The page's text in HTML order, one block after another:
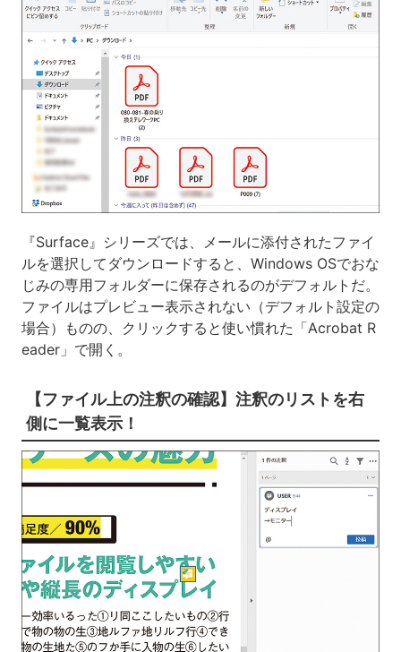
『Surface』シリーズでは、メールに添付されたファイ
ルを選択してダウンロードすると、Windows OSでおな
じみの専用フォルダーに保存されるのがデフォルトだ。
ファイルはプレビュー表示されない（デフォルト設定の
場合）ものの、クリックすると使い慣れた「Acrobat R
eader」で開く。
【ファイル上の注釈の確認】注釈のリストを右
側に一覧表示！